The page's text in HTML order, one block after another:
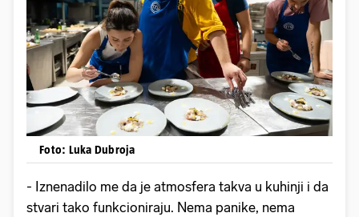
Foto: Luka Dubroja
- Iznenadilo me da je atmosfera takva u kuhinji i da
stvari tako funkcioniraju. Nema panike, nema